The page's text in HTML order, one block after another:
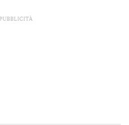
PUBBLICITÀ